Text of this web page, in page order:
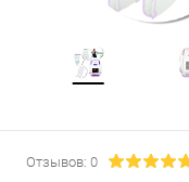
Отзывов: 0